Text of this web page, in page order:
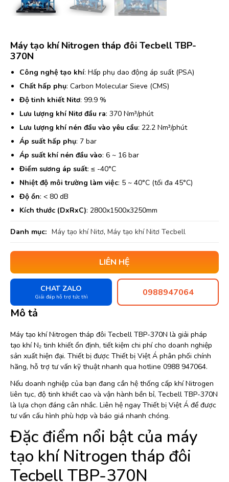
Máy tạo khí Nitrogen tháp đôi Tecbell TBP-
370N
Công nghệ tạo khí: Hấp phụ dao động áp suất (PSA)
Chất hấp phụ: Carbon Molecular Sieve (CMS)
Độ tinh khiết Nitơ: 99.9 %
Lưu lượng khí Nitơ đầu ra: 370 Nm³/phút
Lưu lượng khí nén đầu vào yêu cầu: 22.2 Nm³/phút
Áp suất hấp phụ: 7 bar
Áp suất khí nén đầu vào: 6 ~ 16 bar
Điểm sương áp suất: ≤ -40°C
Nhiệt độ môi trường làm việc: 5 ~ 40°C (tối đa 45°C)
Độ ồn: < 80 dB
Kích thước (DxRxC): 2800x1500x3250mm
Danh mục: Máy tạo khí Nitơ, Máy tạo khí Nitơ Tecbell
LIÊN HỆ
CHAT ZALO
Giải đáp hỗ trợ tức thì 0988947064
Mô tả
Máy tạo khí Nitrogen tháp đôi Tecbell TBP-370N là giải pháp
tạo khí N₂ tinh khiết ổn định, tiết kiệm chi phí cho doanh nghiệp
sản xuất hiện đại. Thiết bị được Thiết bị Việt Á phân phối chính
hãng, hỗ trợ tư vấn kỹ thuật nhanh qua hotline 0988 947064.
Nếu doanh nghiệp của bạn đang cần hệ thống cấp khí Nitrogen
liên tục, độ tinh khiết cao và vận hành bền bỉ, Tecbell TBP-370N
là lựa chọn đáng cân nhắc. Liên hệ ngay Thiết bị Việt Á để được
tư vấn cấu hình phù hợp và báo giá nhanh chóng.
Đặc điểm nổi bật của máy
tạo khí Nitrogen tháp đôi
Tecbell TBP-370N